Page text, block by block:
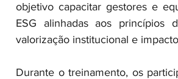
objetivo capacitar gestores e
ESG alinhadas aos princípios
valorização institucional e
Durante o treinamento, os